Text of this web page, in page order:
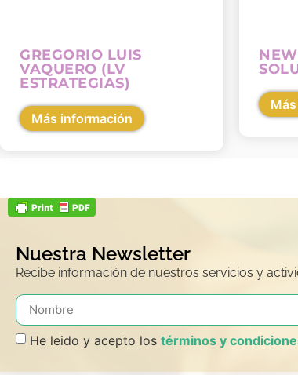
GREGORIO LUIS
VAQUERO (LV
ESTRATEGIAS)
Más información
Nuestra Newsletter
Recibe información de nuestros servicios y
He leido y acepto los términos y